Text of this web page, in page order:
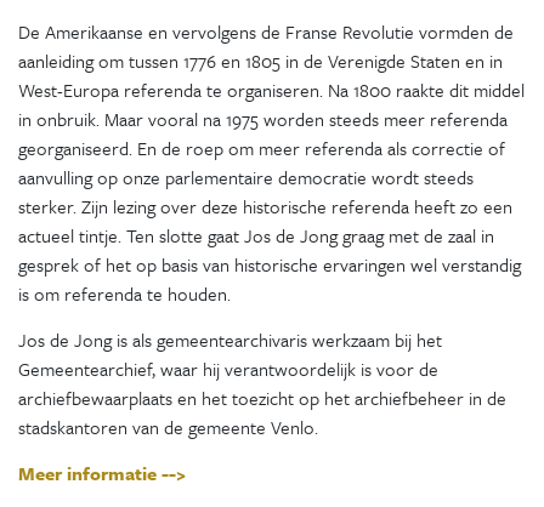
De Amerikaanse en vervolgens de Franse Revolutie vormden de
aanleiding om tussen 1776 en 1805 in de Verenigde Staten en in
West-Europa referenda te organiseren. Na 1800 raakte dit middel
in onbruik. Maar vooral na 1975 worden steeds meer referenda
georganiseerd. En de roep om meer referenda als correctie of
aanvulling op onze parlementaire democratie wordt steeds
sterker. Zijn lezing over deze historische referenda heeft zo een
actueel tintje. Ten slotte gaat Jos de Jong graag met de zaal in
gesprek of het op basis van historische ervaringen wel verstandig
is om referenda te houden.
Jos de Jong is als gemeentearchivaris werkzaam bij het
Gemeentearchief, waar hij verantwoordelijk is voor de
archiefbewaarplaats en het toezicht op het archiefbeheer in de
stadskantoren van de gemeente Venlo.
Meer informatie -->